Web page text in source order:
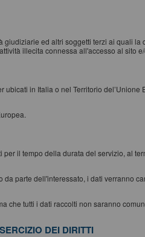
ed altri soggetti terzi ai quali
illecita connessa all'accesso al sito
in Italia o nel Territorio del’Unione
il tempo della durata del servizio, al
parte dell'interessato, i dati verranno
che tutti i dati raccolti non saranno
DEI DIRITTI